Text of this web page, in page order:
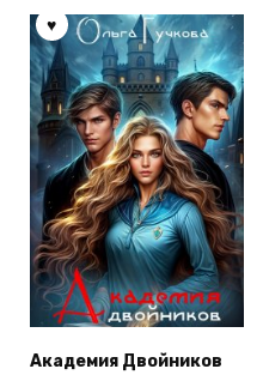
Академия Двойников